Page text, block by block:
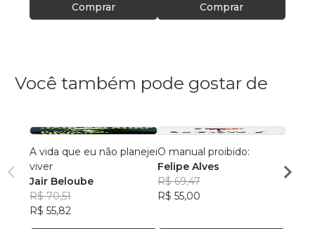
Comprar Comprar
Você também pode gostar de
A vida que eu não planejei
viver
Jair Beloube
R$ 70,51
R$ 55,82
O manual proibido:
Felipe Alves
R$ 69,47
R$ 55,00
R$